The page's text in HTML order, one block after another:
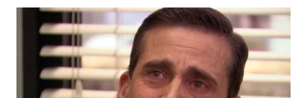
SAMOSIR
WN
PADANG
LAWAS